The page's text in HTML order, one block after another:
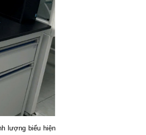
lượng biểu hiện